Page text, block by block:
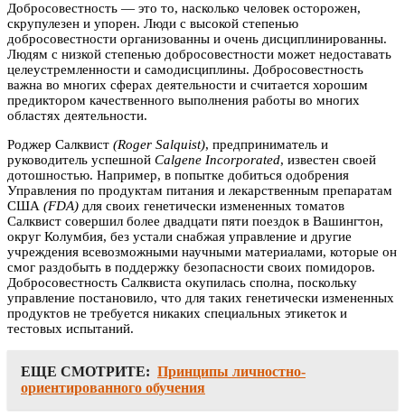
Добросовестность — это то, насколько человек осторожен,
скрупулезен и упорен. Люди с высокой степенью
добросовестности организованны и очень дисциплинированны.
Людям с низкой степенью добросовестности может недоставать
целеустремленности и самодисциплины. Добросовестность
важна во многих сферах деятельности и считается хорошим
предиктором качественного выполнения работы во многих
областях деятельности.
Роджер Салквист (Roger Salquist), предприниматель и
руководитель успешной Calgene Incorporated, известен своей
дотошностью. Например, в попытке добиться одобрения
Управления по продуктам питания и лекарственным препаратам
США (FDA) для своих генетически измененных томатов
Салквист совершил более двадцати пяти поездок в Вашингтон,
округ Колумбия, без устали снабжая управление и другие
учреждения всевозможными научными материалами, которые он
смог раздобыть в поддержку безопасности своих помидоров.
Добросовестность Салквиста окупилась сполна, поскольку
управление постановило, что для таких генетически измененных
продуктов не требуется никаких специальных этикеток и
тестовых испытаний.
ЕЩЕ СМОТРИТЕ: Принципы личностно-
ориентированного обучения